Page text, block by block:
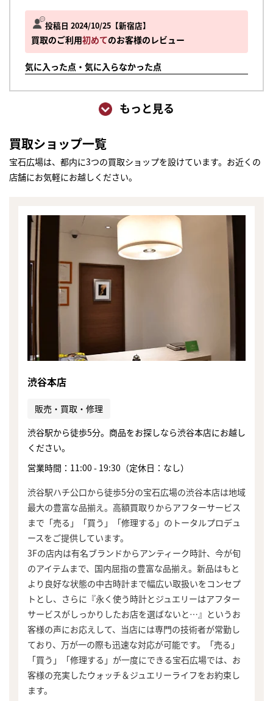
投稿日 2024/10/25 新宿店
買取のご利用初めてのお客様のレビュー
気に入った点・気に入らなかった点
もっと見る
買取ショップ一覧
宝石広場は、都内に3つの買取ショップを設けています。お近くの
店舗にお気軽にお越しください。
渋谷本店
販売・買取・修理
渋谷駅から徒歩5分。商品をお探しなら渋谷本店にお越し
ください。
営業時間：11:00 - 19:30（定休日：なし）
渋谷駅ハチ公口から徒歩5分の宝石広場の渋谷本店は地域
最大の豊富な品揃え。高額買取りからアフターサービス
まで「売る」「買う」「修理する」のトータルプロデュ
ースをご提供しています。
3Fの店内は有名ブランドからアンティーク時計、今が旬
のアイテムまで、国内屈指の豊富な品揃え。新品はもと
より良好な状態の中古時計まで幅広い取扱いをコンセプ
トとし、さらに『永く使う時計とジュエリーはアフター
サービスがしっかりしたお店を選ばないと…』というお
客様の声にお応えして、当店には専門の技術者が常勤し
ており、万が一の際も迅速な対応が可能です。「売る」
「買う」「修理する」が一度にできる宝石広場では、お
客様の充実したウォッチ＆ジュエリーライフをお約束し
ます。